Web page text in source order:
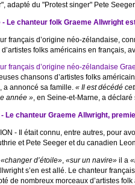
adapté du "Protest singer" Pete Seeger.
- Le chanteur folk Graeme Allwright
français d’origine néo-zélandaise,
folks américains en français,
français d’origine néo-zélandaise
chansons d’artistes folks
a annoncé sa famille. « Il est décédé
année », en Seine-et-Marne, a déclaré
- Le chanteur Graeme Allwright,
- Il était connu, entre autres, pour
et Pete Seeger et du canadien
«changer d’étoile», «sur un navire»il a
s’en est allé. Le chanteur
de nombreux morceaux d’artistes